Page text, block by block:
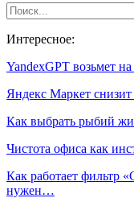
Интересное:
YandexGPT возьмет
Яндекс Маркет
Как выбрать рыбий
Чистота офиса как
Как работает фильтр
нужен…